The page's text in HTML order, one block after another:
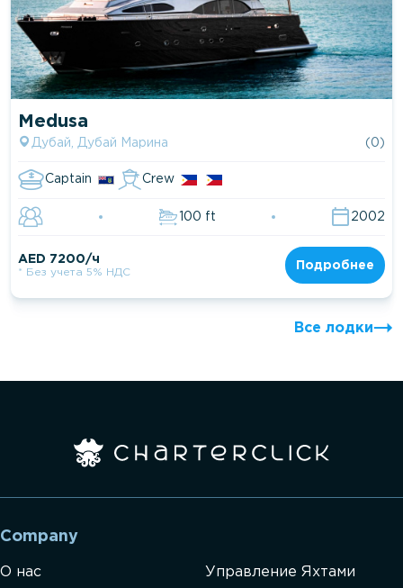
Medusa
Дубай, Дубай Марина (0)
Captain Crew
100 ft 2002
AED 7200/ч
* Без учета 5% НДС
Подробнее
Все лодки
Company
О нас Управление Яхтами